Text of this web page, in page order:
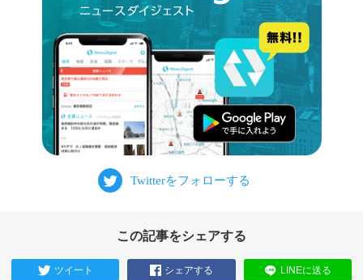
この記事をシェアする
ツイート シェアする LINEに送る